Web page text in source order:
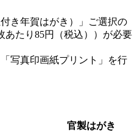
き年賀はがき）」ご選択の
あたり85円（税込））が必要
写真印画紙プリント」を行
官製はがき